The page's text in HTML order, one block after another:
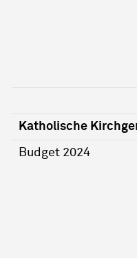
Katholische
Budget 2024